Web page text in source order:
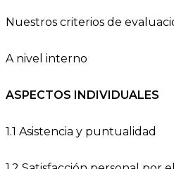
Nuestros criterios de
A nivel interno
ASPECTOS INDIVIDUALES
1.1 Asistencia y puntualidad